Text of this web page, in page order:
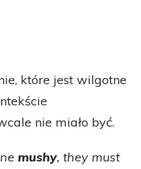
które jest wilgotne
nie miało być.
mushy, they must